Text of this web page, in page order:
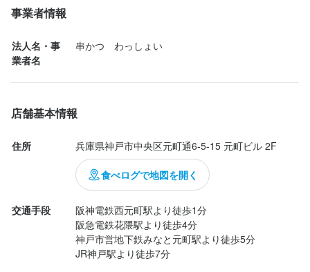
ごちそうさまでした
事業者情報
法人名・事
業者名
串かつ　わっしょい
店舗基本情報
住所 兵庫県神戸市中央区元町通6-5-15 元町ビル 2F
食べログで地図を開く
交通手段
阪神電鉄西元町駅より徒歩1分
阪急電鉄花隈駅より徒歩4分
神戸市営地下鉄みなと元町駅より徒歩5分
JR神戸駅より徒歩7分